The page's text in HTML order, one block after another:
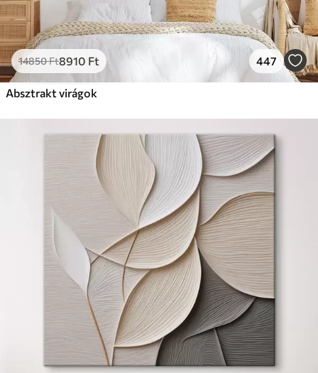
14850Ft8910 Ft 447
Absztrakt virágok